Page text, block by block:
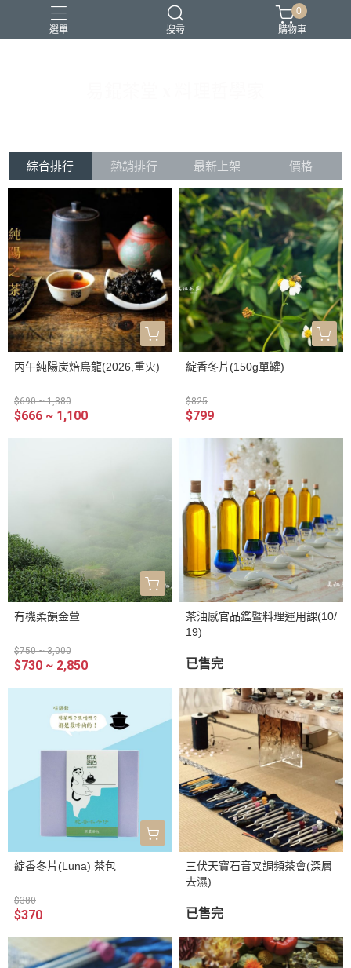
選單 搜尋
0
購物車
綜合排行 熱銷排行 最新上架 價格
丙午純陽炭焙烏龍(2026,重火)
$690 ~ 1,380
$666 ~ 1,100
綻香冬片(150g單罐)
$825
$799
有機柔韻金萱
$750 ~ 3,000
$730 ~ 2,850
茶油感官品鑑暨料理運用課(10/
19)
已售完
綻香冬片(Luna) 茶包
$380
$370
三伏天寶石音叉調頻茶會(深層
去濕)
已售完